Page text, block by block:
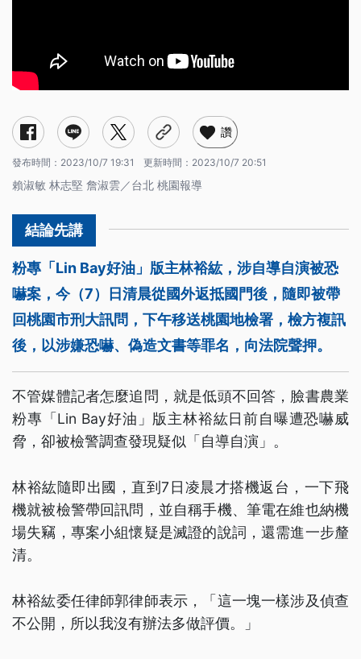
讚
發布時間： 2023/10/7 19:31 更新時間： 2023/10/7 20:51
賴淑敏 林志堅 詹淑雲／台北 桃園報導
粉專「Lin Bay好油」版主林裕紘，涉自導自演被恐
嚇案，今（7）日清晨從國外返抵國門後，隨即被帶
回桃園市刑大訊問，下午移送桃園地檢署，檢方複訊
後，以涉嫌恐嚇、偽造文書等罪名，向法院聲押。
不管媒體記者怎麼追問，就是低頭不回答，臉書農業
粉專「Lin Bay好油」版主林裕紘日前自曝遭恐嚇威
脅，卻被檢警調查發現疑似「自導自演」。
林裕紘隨即出國，直到7日凌晨才搭機返台，一下飛
機就被檢警帶回訊問，並自稱手機、筆電在維也納機
場失竊，專案小組懷疑是滅證的說詞，還需進一步釐
清。
林裕紘委任律師郭律師表示，「這一塊一樣涉及偵查
不公開，所以我沒有辦法多做評價。」